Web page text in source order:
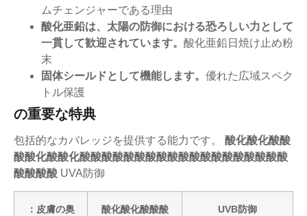
ムチェンジャーである理由
酸化亜鉛は、太陽の防御における恐ろしい力として
一貫して歓迎されています。 酸化亜鉛日焼け止め粉
末
固体シールドとして機能します。 優れた広域スペク
トル保護
の重要な特典
包括的なカバレッジを提供する能力です。 酸化酸化酸酸
酸酸化酸酸化酸酸酸酸酸酸酸酸酸酸酸酸酸酸酸酸酸酸酸
酸酸酸酸 UVA防御
：皮膚の奥
酸化酸化酸酸酸
UVB防御